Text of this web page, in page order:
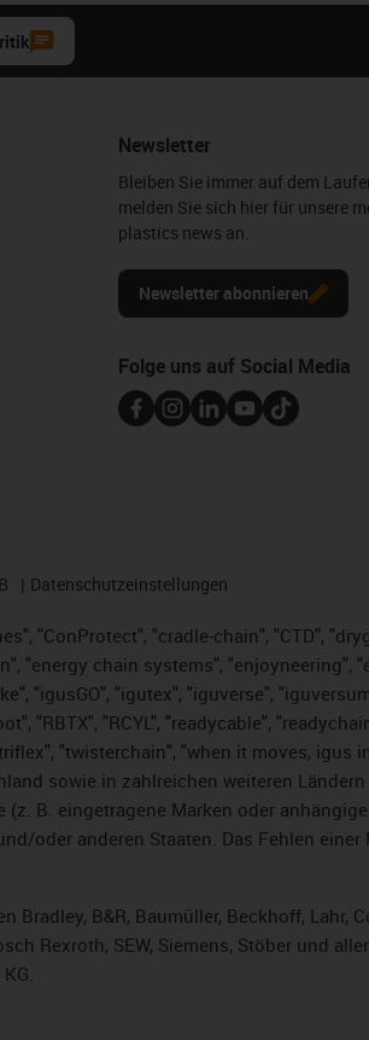
Newsletter
Bleiben Sie immer auf dem
melden Sie sich hier für unsere
plastics news an.
Newsletter abonnieren
Folge uns auf Social Media
Datenschutzeinstellungen
"ConProtect", "cradle-chain", "CTD",
"energy chain systems", "enjoyneering",
"igusGO", "igutex", "iguverse",
"RCYL", "readycable",
"twisterchain", "when it moves,
sowie in zahlreichen weiteren
B. eingetragene Marken oder
oder anderen Staaten. Das Fehlen
B&R, Baumüller, Beckhoff, Lahr,
Rexroth, SEW, Siemens, Stöber und